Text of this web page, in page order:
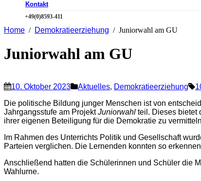
Kontakt
+49(0)8593-411
Home Demokratieerziehung Juniorwahl am GU
Juniorwahl am GU
10. Oktober 2023 Aktuelles, Demokratieerziehung
Die politische Bildung junger Menschen ist von
Jahrgangsstufe am ProjektJuniorwahl teil. Dieses bietet
ihrer eigenen Beteiligung für die Demokratie zu
Im Rahmen des Unterrichts Politik und Gesellschaft
Parteien verglichen. Die Lernenden konnten so
Anschließend hatten die Schülerinnen und Schüler die
Wahlurne.